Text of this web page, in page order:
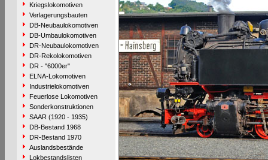
Kriegslokomotiven
Verlagerungsbauten
DB-Neubaulokomotiven
DB-Umbaulokomotiven
DR-Neubaulokomotiven
DR-Rekolokomotiven
DR - "6000er"
ELNA-Lokomotiven
Industrielokomotiven
Feuerlose Lokomotiven
Sonderkonstruktionen
SAAR (1920 - 1935)
DB-Bestand 1968
DR-Bestand 1970
Auslandsbestände
Lokbestandslisten